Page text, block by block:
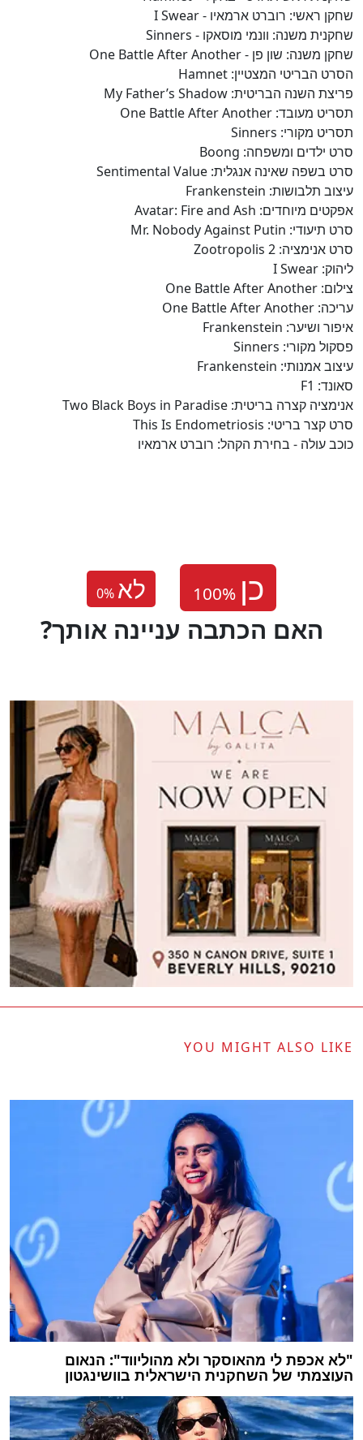
שחקן ראשי: רוברט ארמאיו - I Swear
שחקנית משנה: וונמי מוסאקו - Sinners
שחקן משנה: שון פן - One Battle After Another
הסרט הבריטי המצטיין: Hamnet
פריצת השנה הבריטית: My Father’s Shadow
תסריט מעובד: One Battle After Another
תסריט מקורי: Sinners
סרט ילדים ומשפחה: Boong
סרט בשפה שאינה אנגלית: Sentimental Value
עיצוב תלבושות: Frankenstein
אפקטים מיוחדים: Avatar: Fire and Ash
סרט תיעודי: Mr. Nobody Against Putin
סרט אנימציה: Zootropolis 2
ליהוק: I Swear
צילום: One Battle After Another
עריכה: One Battle After Another
איפור ושיער: Frankenstein
פסקול מקורי: Sinners
עיצוב אמנותי: Frankenstein
סאונד: F1
אנימציה קצרה בריטית: Two Black Boys in Paradise
סרט קצר בריטי: This Is Endometriosis
כוכב עולה - בחירת הקהל: רוברט ארמאיו
0% לא
?האם הכתבה עניינה אותך
YOU MIGHT ALSO LIKE
"לא אכפת לי מהאוסקר ולא מהוליווד": הנאום
העוצמתי של השחקנית הישראלית בוושינגטון